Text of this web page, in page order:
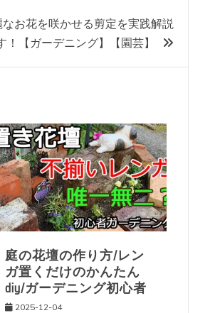
なお花を咲かせる剪定を実践解説
！【ガーデニング】【園芸】
庭の花壇の作り方/レン
ガ置くだけのかんたん
diy/ガーデニング初心者
2025-12-04